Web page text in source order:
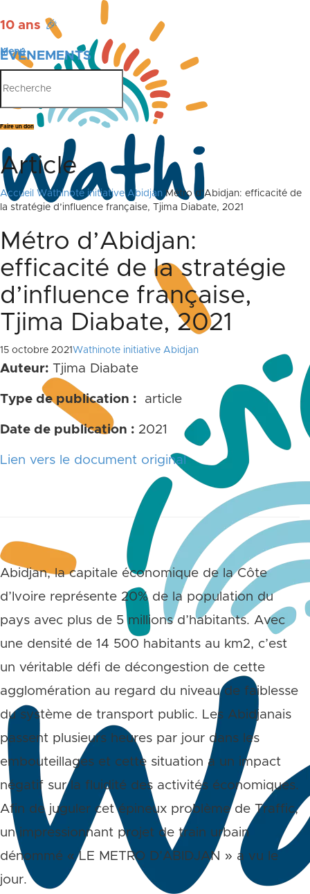
10 ans 🎉
ÉVÉNEMENTS
PUBLICATIONS
Menu
Faire un don
Article
Accueil Wathinote initiative Abidjan Métro d’Abidjan: efficacité de
la stratégie d’influence française, Tjima Diabate, 2021
Métro d’Abidjan:
efficacité de la stratégie
d’influence française,
Tjima Diabate, 2021
15 octobre 2021 Wathinote initiative Abidjan
Auteur: Tjima Diabate
Type de publication : article
Date de publication : 2021
Lien vers le document original
Abidjan, la capitale économique de la Côte
d’Ivoire représente 20% de la population du
pays avec plus de 5 millions d’habitants. Avec
une densité de 14 500 habitants au km2, c’est
un véritable défi de décongestion de cette
agglomération au regard du niveau de faiblesse
du système de transport public. Les Abidjanais
passent plusieurs heures par jour dans les
embouteillages et cette situation a un impact
négatif sur la fluidité des activités économiques.
Afin de juguler cet épineux problème de Traffic,
un impressionnant projet de train urbain
dénommé « LE METRO D’ABIDJAN » a vu le
jour.